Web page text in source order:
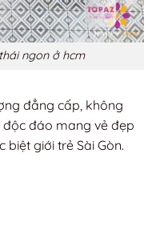
ngon ở hcm
đẳng cấp, không
đáo mang vẻ đẹp
biệt giới trẻ Sài Gòn.